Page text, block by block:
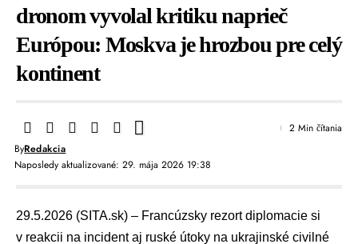
dronom vyvolal kritiku naprieč
Európou: Moskva je hrozbou pre celý
kontinent
Naposledy aktualizované: 29. mája 2026 19:38
ByRedakcia
2 Min čítania
29.5.2026 (SITA.sk) – Francúzsky rezort diplomacie si
v reakcii na incident aj ruské útoky na ukrajinské civilné